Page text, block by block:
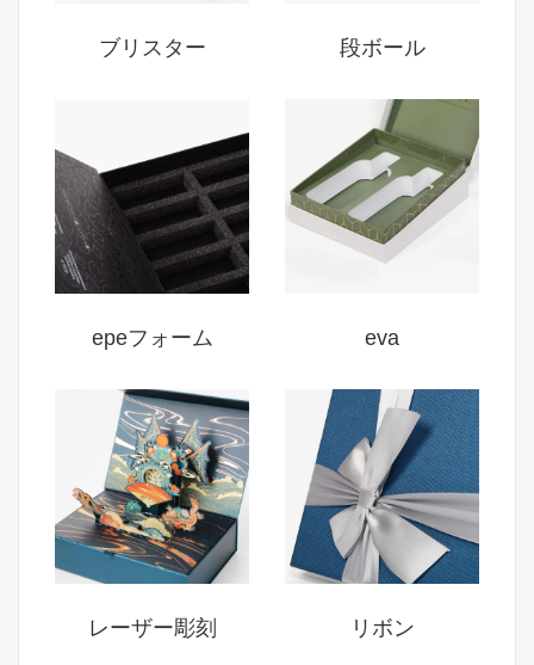
ブリスター 段ボール
epeフォーム eva
レーザー彫刻 リボン